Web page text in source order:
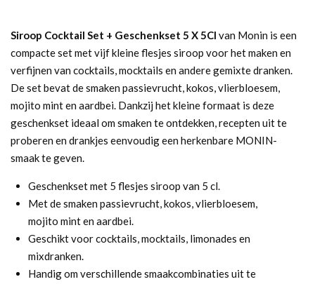
Siroop Cocktail Set + Geschenkset 5 X 5Cl van Monin is een
compacte set met vijf kleine flesjes siroop voor het maken en
verfijnen van cocktails, mocktails en andere gemixte dranken.
De set bevat de smaken passievrucht, kokos, vlierbloesem,
mojito mint en aardbei. Dankzij het kleine formaat is deze
geschenkset ideaal om smaken te ontdekken, recepten uit te
proberen en drankjes eenvoudig een herkenbare MONIN-
smaak te geven.
Geschenkset met 5 flesjes siroop van 5 cl.
Met de smaken passievrucht, kokos, vlierbloesem,
mojito mint en aardbei.
Geschikt voor cocktails, mocktails, limonades en
mixdranken.
Handig om verschillende smaakcombinaties uit te